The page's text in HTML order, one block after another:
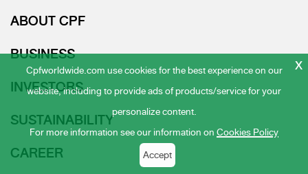
Cpfworldwide.com use cookies for the best experience on our
website, including to provide ads of products/service for your
personalize content.
For more information see our information onCookies Policy
Accept
x
ABOUT CPF
BUSINESS
INVESTORS
SUSTAINABILITY
CAREER